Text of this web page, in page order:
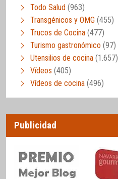
Todo Salud (963)
Transgénicos y OMG (455)
Trucos de Cocina (477)
Turismo gastronómico (97)
Utensilios de cocina (1.657)
Vídeos (405)
Vídeos de cocina (496)
Publicidad